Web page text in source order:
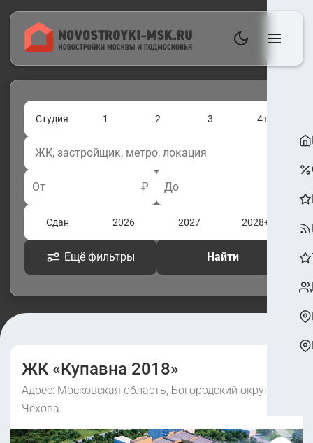
Студия 1 2 3 4+
От ₽ До
Сдан 2026 2027 2028+
Ещё фильтры Найти
ЖК «Купавна 2018»
Адрес: Московская область, Богородский округ, ул.
Чехова